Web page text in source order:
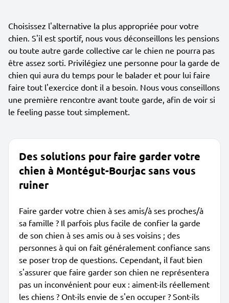
Choisissez l'alternative la plus appropriée pour votre
chien. S'il est sportif, nous vous déconseillons les pensions
ou toute autre garde collective car le chien ne pourra pas
être assez sorti. Privilégiez une personne pour la garde de
chien qui aura du temps pour le balader et pour lui faire
faire tout l'exercice dont il a besoin. Nous vous conseillons
une première rencontre avant toute garde, afin de voir si
le feeling passe tout simplement.
Des solutions pour faire garder votre
chien à Montégut-Bourjac sans vous
ruiner
Faire garder votre chien à ses amis/à ses proches/à
sa famille ? Il parfois plus facile de confier la garde
de son chien à ses amis ou à ses voisins ; des
personnes à qui on fait généralement confiance sans
se poser trop de questions. Cependant, il faut bien
s'assurer que faire garder son chien ne représentera
pas un inconvénient pour eux : aiment-ils réellement
les chiens ? Ont-ils envie de s'en occuper ? Sont-ils